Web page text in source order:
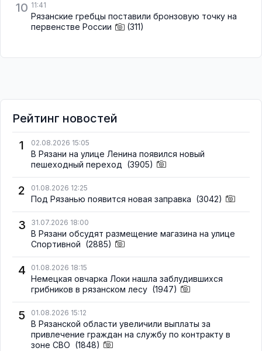
10 11:41
Рязанские гребцы поставили бронзовую точку на
первенстве России
(311)
Рейтинг новостей
1
02.08.2026 15:05
В Рязани на улице Ленина появился новый
пешеходный переход (3905)
2 01.08.2026 12:25
Под Рязанью появится новая заправка (3042)
3 31.07.2026 18:00
В Рязани обсудят размещение магазина на улице
Спортивной (2885)
4 01.08.2026 18:15
Немецкая овчарка Локи нашла заблудившихся
грибников в рязанском лесу (1947)
5 01.08.2026 15:12
В Рязанской области увеличили выплаты за
привлечение граждан на службу по контракту в
зоне СВО (1848)